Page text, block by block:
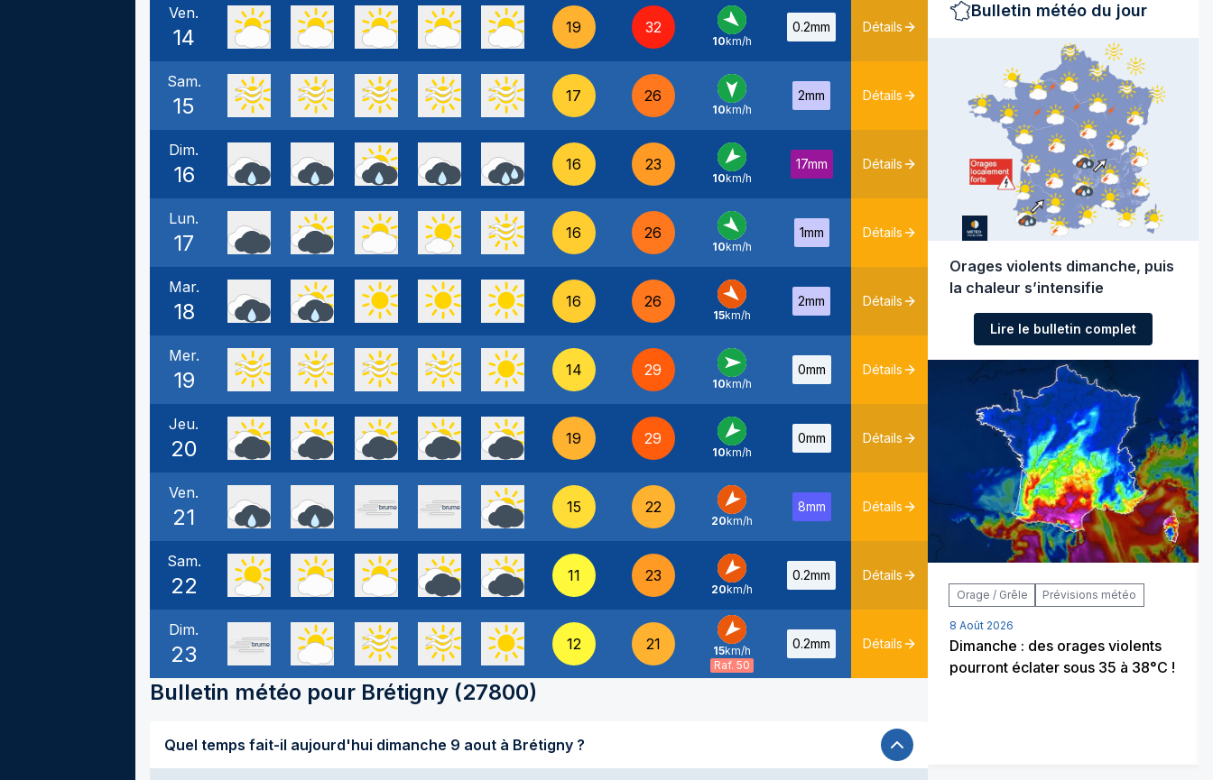
Ven.
14 19 32
NO -
10km/h
0.2mm Détails
Sam.
15 17 26
N -
10km/h
2mm Détails
Dim.
16 16 23
NE -
10km/h
17mm Détails
Lun.
17 16 26
NO -
10km/h
1mm Détails
Mar.
18 16 26
NO
15km/h
2mm Détails
Mer.
19 14 29
O -
10km/h
0mm Détails
Jeu.
20 19 29
NE -
10km/h
0mm Détails
Ven.
21 15 22
NE -
20km/h
8mm Détails
Sam.
22 11 23
NE -
20km/h
0.2mm Détails
Dim.
23 12 21
NE -
15km/h
Raf. 50
0.2mm Détails
Bulletin météo pour Brétigny (27800)
Quel temps fait-il aujourd'hui dimanche 9 aout à Brétigny ?
Bulletin météo du jour
Orages violents dimanche, puis
la chaleur s’intensifie
Lire le bulletin complet
Orage / Grêle Prévisions météo
8 Août 2026
Dimanche : des orages violents
pourront éclater sous 35 à 38°C !